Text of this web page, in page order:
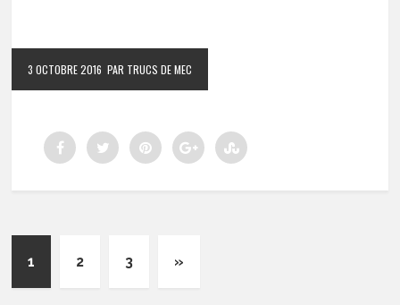
3 OCTOBRE 2016 PAR TRUCS DE MEC
1 2 3 »